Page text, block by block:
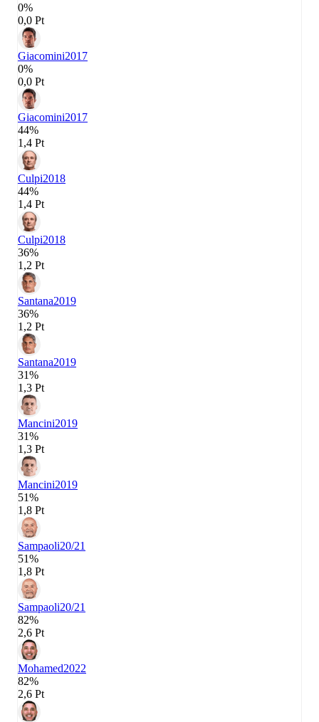
0%
0,0 Pt
Giacomini2017
0%
0,0 Pt
Giacomini2017
44%
1,4 Pt
Culpi2018
44%
1,4 Pt
Culpi2018
36%
1,2 Pt
Santana2019
36%
1,2 Pt
Santana2019
31%
1,3 Pt
Mancini2019
31%
1,3 Pt
Mancini2019
51%
1,8 Pt
Sampaoli20/21
51%
1,8 Pt
Sampaoli20/21
82%
2,6 Pt
Mohamed2022
82%
2,6 Pt